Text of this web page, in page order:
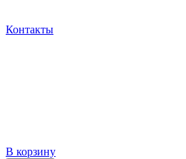
Контакты
В корзину